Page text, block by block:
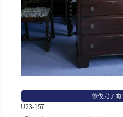
修復完了商
U23-157